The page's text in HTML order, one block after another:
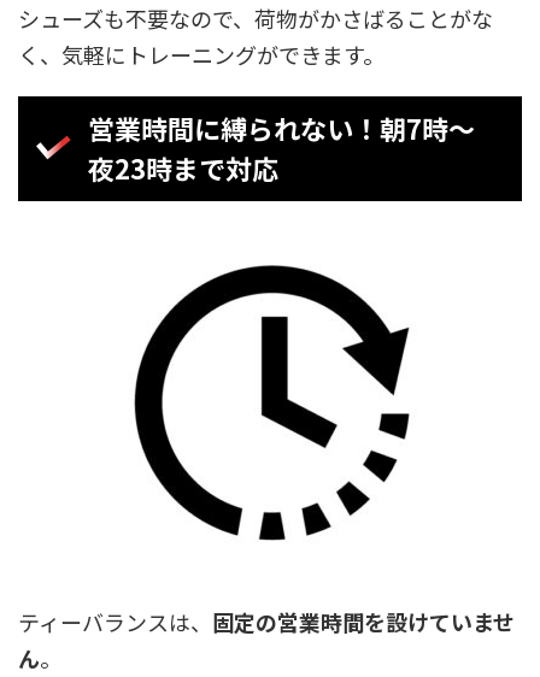
シューズも不要なので、荷物がかさばることがな
く、気軽にトレーニングができます。
営業時間に縛られない！朝7時〜
夜23時まで対応
ティーバランスは、 固定の営業時間を設けていませ
ん。